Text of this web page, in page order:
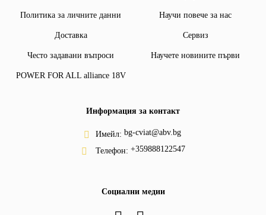
Политика за личните данни Научи повече за нас
Доставка Сервиз
Често задавани въпроси Научете новините първи
POWER FOR ALL alliance 18V
Информация за контакт
Имейл: bg-cviat@abv.bg
Телефон: +359888122547
Социални медии